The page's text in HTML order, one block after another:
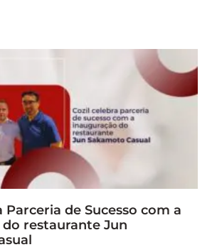
Parceria de Sucesso com a
restaurante Jun